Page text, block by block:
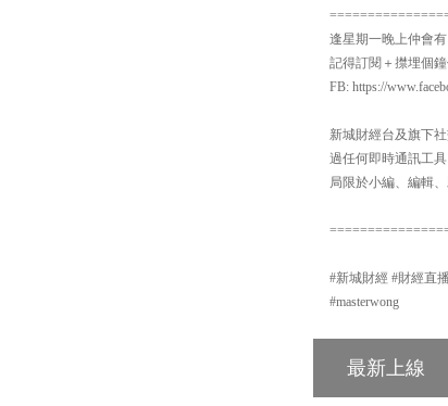
逢星期一晚上仲會
記得訂閱＋㩒埋個
FB: https://
新城財經台及旗下
過任何即時通訊工
局限於小編、編輯
#新城財經 #財經直
#masterwong
最新上線